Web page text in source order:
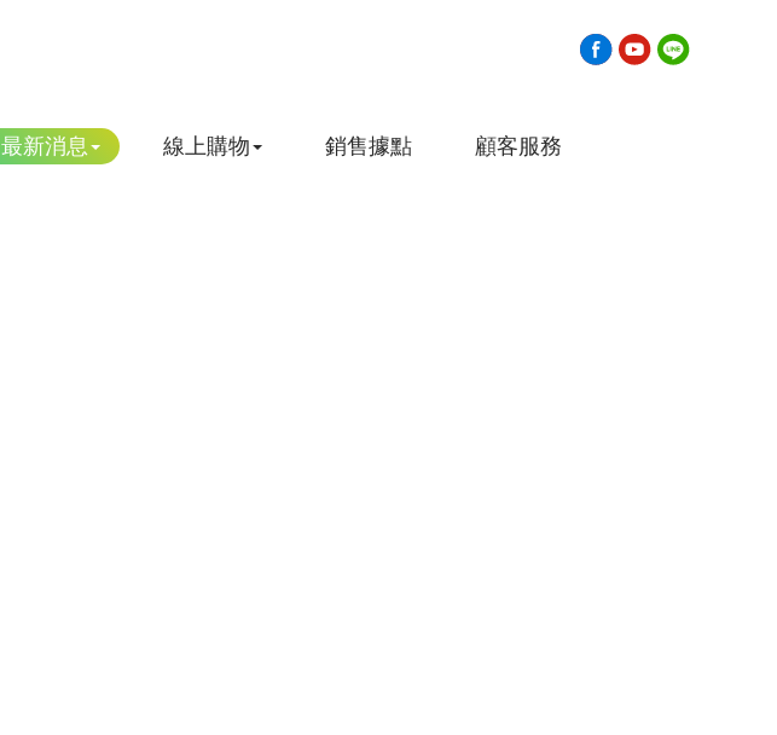
最新消息 線上購物 銷售據點 顧客服務